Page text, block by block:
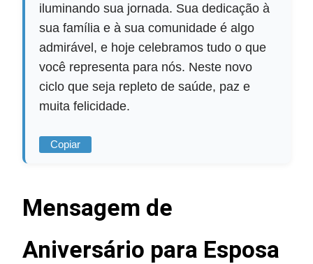
iluminando sua jornada. Sua dedicação à
sua família e à sua comunidade é algo
admirável, e hoje celebramos tudo o que
você representa para nós. Neste novo
ciclo que seja repleto de saúde, paz e
muita felicidade.
Copiar
Mensagem de
Aniversário para Esposa